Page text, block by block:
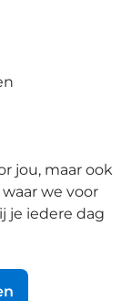
jou, maar ook
we voor
je iedere dag